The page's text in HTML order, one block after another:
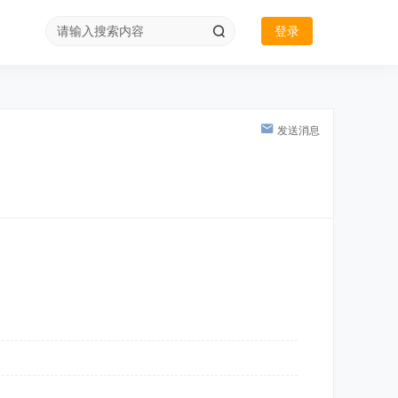
登录
发送消息